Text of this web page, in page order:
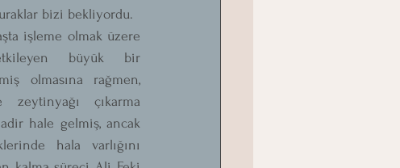
bizi bekliyordu.
işleme olmak üzere
büyük bir
olmasına rağmen,
zeytinyağı çıkarma
hale gelmiş, ancak
hala varlığını